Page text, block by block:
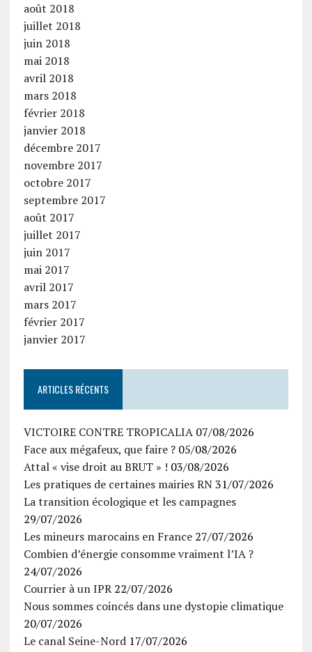
août 2018
juillet 2018
juin 2018
mai 2018
avril 2018
mars 2018
février 2018
janvier 2018
décembre 2017
novembre 2017
octobre 2017
septembre 2017
août 2017
juillet 2017
juin 2017
mai 2017
avril 2017
mars 2017
février 2017
janvier 2017
ARTICLES RÉCENTS
VICTOIRE CONTRE TROPICALIA 07/08/2026
Face aux mégafeux, que faire ? 05/08/2026
Attal « vise droit au BRUT » ! 03/08/2026
Les pratiques de certaines mairies RN 31/07/2026
La transition écologique et les campagnes
29/07/2026
Les mineurs marocains en France 27/07/2026
Combien d’énergie consomme vraiment l’IA ?
24/07/2026
Courrier à un IPR 22/07/2026
Nous sommes coincés dans une dystopie climatique
20/07/2026
Le canal Seine-Nord 17/07/2026